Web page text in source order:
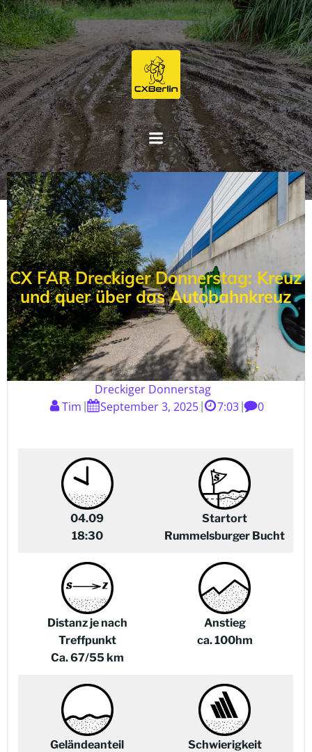
Zum
Inhalt
springen
CX FAR Dreckiger Donnerstag: Kreuz
und quer über das Autobahnkreuz
Dreckiger Donnerstag
Tim
September 3, 2025 7:03 0
04.09
18:30
Startort
Rummelsburger Bucht
Distanz je nach
Treffpunkt
Ca. 67/55 km
Anstieg
ca. 100hm
Geländeanteil
Schwierigkeit